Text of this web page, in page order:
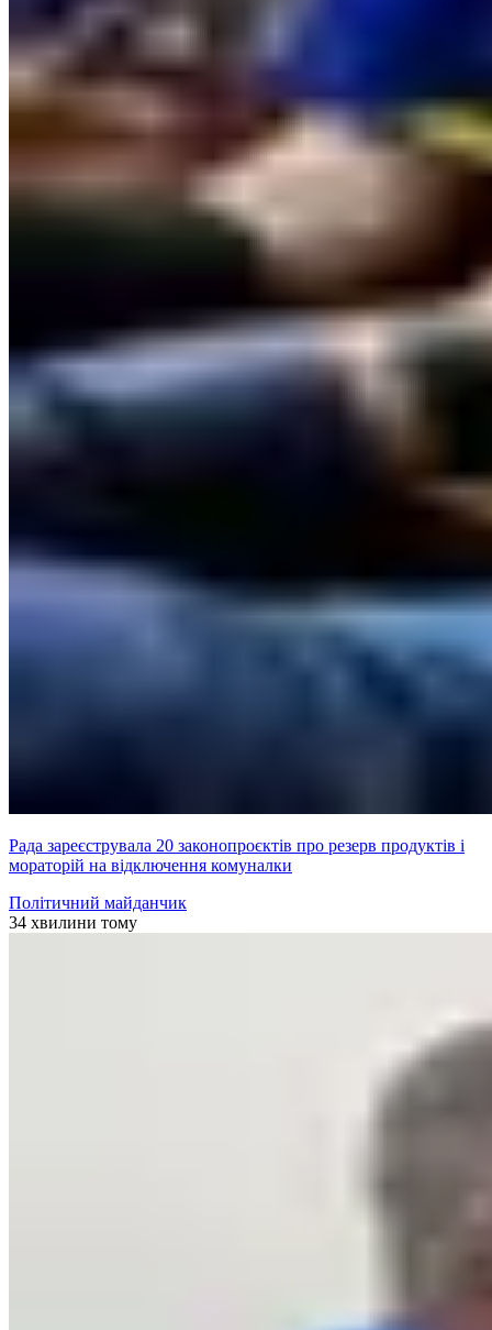
Рада зареєструвала 20 законопроєктів про резерв продуктів і
мораторій на відключення комуналки
Політичний майданчик
34 хвилини тому